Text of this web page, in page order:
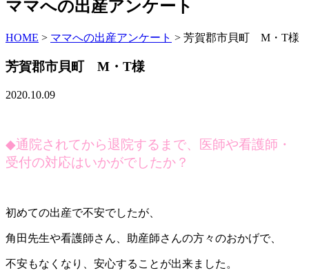
ママへの出産アンケート
HOME > ママへの出産アンケート > 芳賀郡市貝町 M・T様
芳賀郡市貝町 M・T様
2020.10.09
◆通院されてから退院するまで、医師や看護師・
受付の対応はいかがでしたか？
初めての出産で不安でしたが、
角田先生や看護師さん、助産師さんの方々のおかげで、
不安もなくなり、安心することが出来ました。